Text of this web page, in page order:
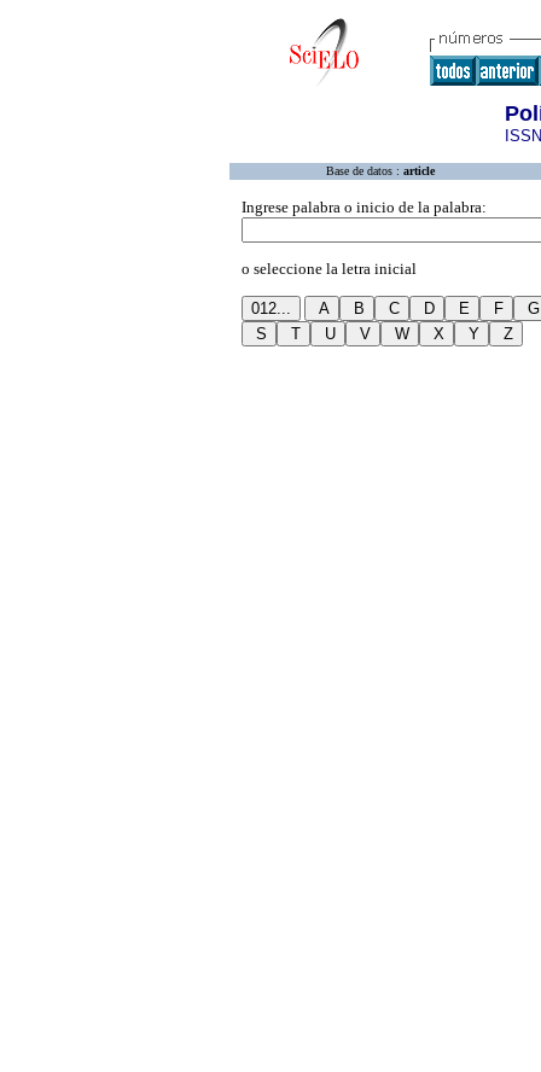
Base de datos : article
Ingrese palabra o inicio de la palabra:
o seleccione la letra inicial